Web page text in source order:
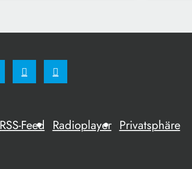
RSS-Feed Radioplayer Privatsphäre